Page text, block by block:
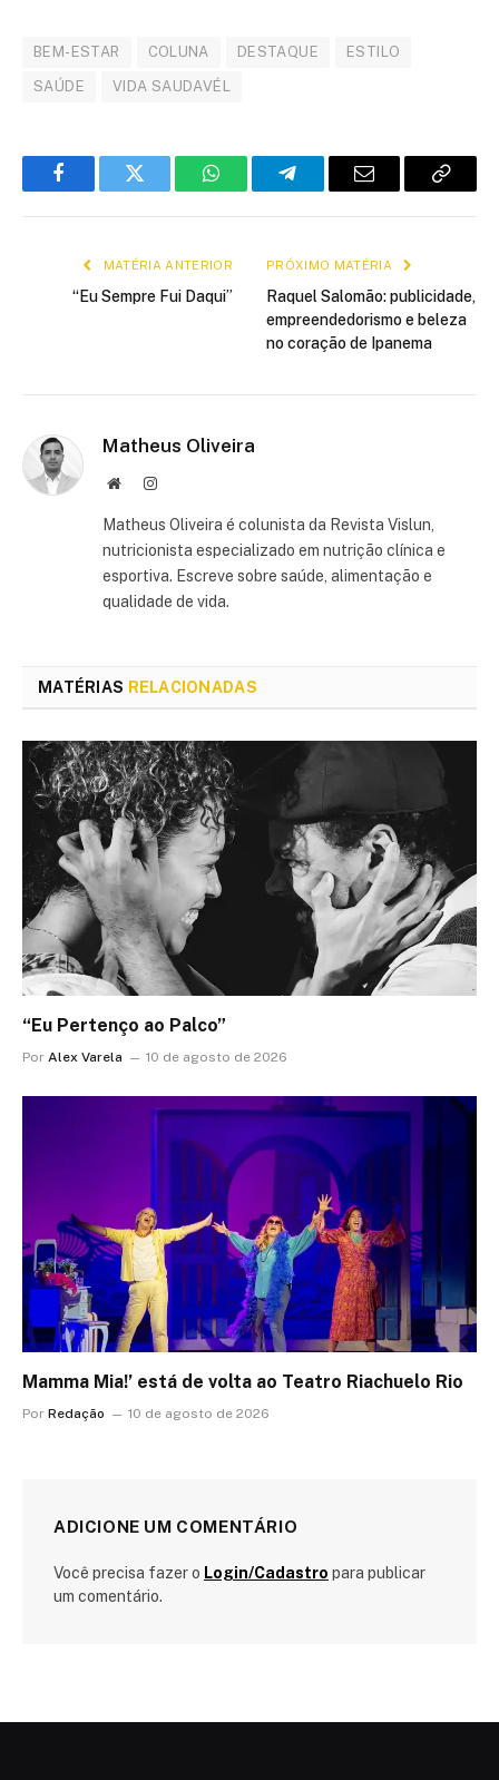
BEM-ESTAR COLUNA DESTAQUE ESTILO
SAÚDE VIDA SAUDAVÉL
FacebookTwitter WhatsAppTelegramE-
Copiar
MATÉRIA ANTERIOR
“Eu Sempre Fui Daqui”
PRÓXIMO MATÉRIA
Raquel Salomão: publicidade,
empreendedorismo e beleza
no coração de Ipanema
Matheus Oliveira
Site Instagram
Matheus Oliveira é colunista da Revista Vislun,
nutricionista especializado em nutrição clínica e
esportiva. Escreve sobre saúde, alimentação e
qualidade de vida.
MATÉRIAS RELACIONADAS
“Eu Pertenço ao Palco”
Por Alex Varela 10 de agosto de 2026
Mamma Mia!’ está de volta ao Teatro Riachuelo Rio
Por Redação 10 de agosto de 2026
ADICIONE UM COMENTÁRIO
Você precisa fazer o Login/Cadastro para publicar
um comentário.